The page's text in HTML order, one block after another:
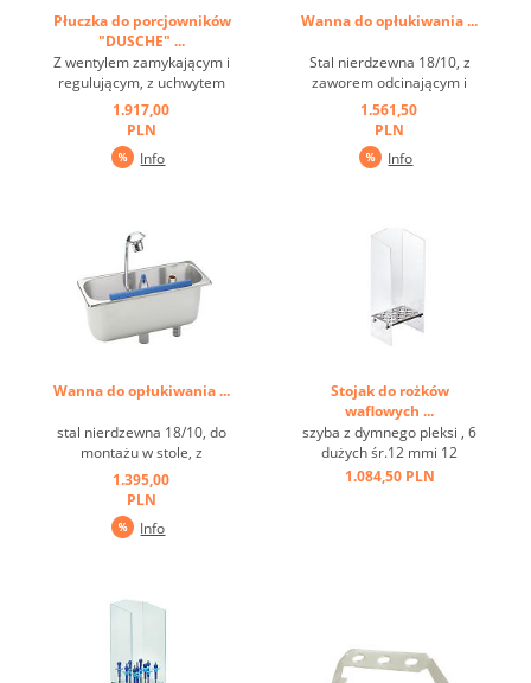
Płuczka do porcjowników
"DUSCHE" ...
Z wentylem zamykającym i
regulującym, z uchwytem
ściennym, stal nierdzewna
...
1.917,00
PLN
Info
Wanna do opłukiwania ...
Stal nierdzewna 18/10, z
zaworem odcinającym i
regulacyjnym, z
regulowanym sitkiem
natryskowym, z
mocowaniem ściennym o
wewnętrznym, odpływ dla
1.561,50
PLN
Info
Wanna do opłukiwania ...
stal nierdzewna 18/10, do
montażu w stole, z
zaworem odcinającym i
regulacyjnym, z regulowaną
dyszą łopatkową, wlotem
przez zawór kulowy 3/8 "z
1.395,00
PLN
Info
Stojak do rożków
waflowych ...
szyba z dymnego pleksi , 6
dużych śr.12 mmi 12
małych śr.26 mm otworów
1.084,50 PLN